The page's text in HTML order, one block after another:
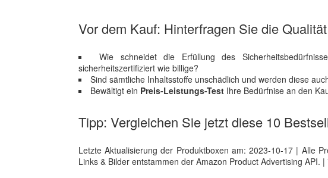
Vor dem Kauf: Hinterfragen Sie die Qualität
Wie schneidet die Erfüllung des
sicherheitszertifiziert wie billige?
Sind sämtliche Inhaltsstoffe unschädlich und werden diese
Bewältigt ein Preis-Leistungs-Test Ihre Bedürfnise an den
Tipp: Vergleichen Sie jetzt diese 10
Letzte Aktualisierung der Produktboxen am: 2023-10-17 | Alle
Links & Bilder entstammen der Amazon Product Advertising API. |